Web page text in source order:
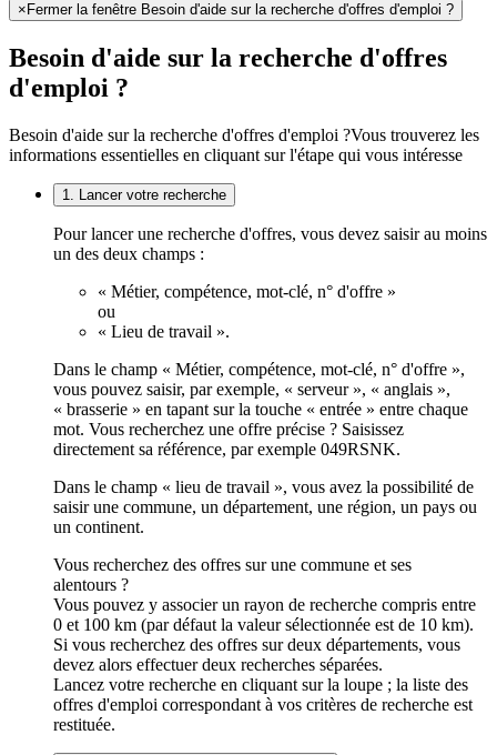
× Fermer la fenêtre Besoin d'aide sur la recherche d'offres d'emploi ?
Besoin d'aide sur la recherche d'offres
d'emploi ?
Besoin d'aide sur la recherche d'offres d'emploi ?Vous trouverez les
informations essentielles en cliquant sur l'étape qui vous intéresse
1. Lancer votre recherche
Pour lancer une recherche d'offres, vous devez saisir au moins
un des deux champs :
« Métier, compétence, mot-clé, n° d'offre »
ou
« Lieu de travail ».
Dans le champ « Métier, compétence, mot-clé, n° d'offre »,
vous pouvez saisir, par exemple, « serveur », « anglais »,
« brasserie » en tapant sur la touche « entrée » entre chaque
mot. Vous recherchez une offre précise ? Saisissez
directement sa référence, par exemple 049RSNK.
Dans le champ « lieu de travail », vous avez la possibilité de
saisir une commune, un département, une région, un pays ou
un continent.
Vous recherchez des offres sur une commune et ses
alentours ?
Vous pouvez y associer un rayon de recherche compris entre
0 et 100 km (par défaut la valeur sélectionnée est de 10 km).
Si vous recherchez des offres sur deux départements, vous
devez alors effectuer deux recherches séparées.
Lancez votre recherche en cliquant sur la loupe ; la liste des
offres d'emploi correspondant à vos critères de recherche est
restituée.